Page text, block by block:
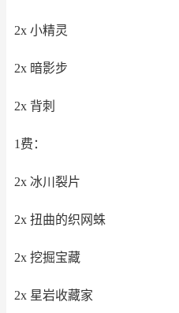
2x 小精灵
2x 暗影步
2x 背刺
1费：
2x 冰川裂片
2x 扭曲的织网蛛
2x 挖掘宝藏
2x 星岩收藏家